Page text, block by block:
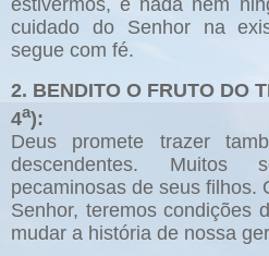
estivermos, e nada nem
cuidado do Senhor na
segue com fé.
2. BENDITO O FRUTO DO
4a):
Deus promete trazer
descendentes. Muitos
pecaminosas de seus filhos.
Senhor, teremos condições
mudar a história de nossa